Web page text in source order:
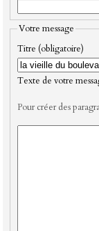
Votre message
Titre (obligatoire)
Texte de votre
Pour créer des